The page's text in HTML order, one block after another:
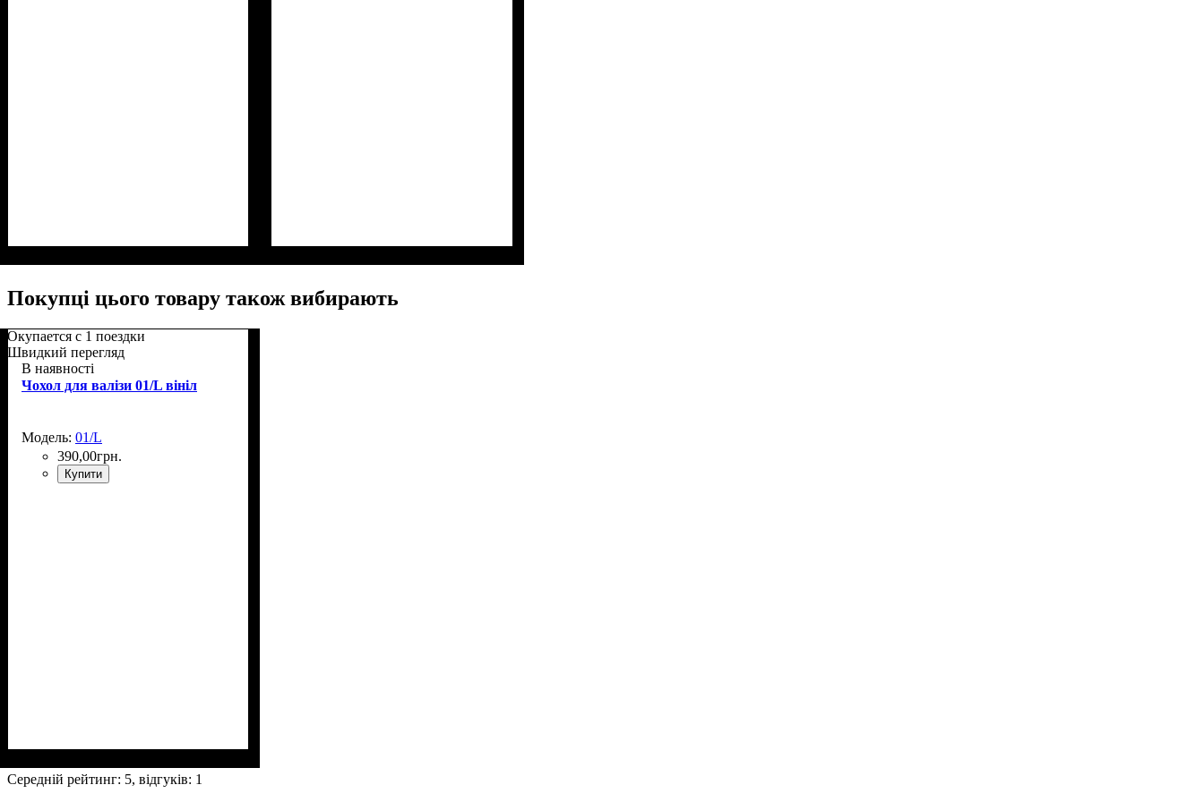
Покупці цього товару також вибирають
Окупается с 1 поездки
Швидкий перегляд
В наявності
Чохол для валізи 01/L вініл
Модель: 01/L
390,00грн.
Купити
Середній рейтинг: 5, відгуків: 1